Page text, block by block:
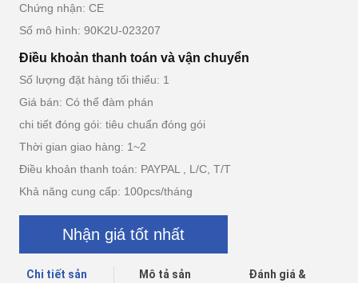
Chứng nhận: CE
Số mô hình: 90K2U-023207
Điều khoản thanh toán và vận chuyển
Số lượng đặt hàng tối thiểu: 1
Giá bán: Có thể đàm phán
chi tiết đóng gói: tiêu chuẩn đóng gói
Thời gian giao hàng: 1~2
Điều khoản thanh toán: PAYPAL , L/C, T/T
Khả năng cung cấp: 100pcs/tháng
Nhận giá tốt nhất
Chi tiết sản
Mô tả sản
Đánh giá &